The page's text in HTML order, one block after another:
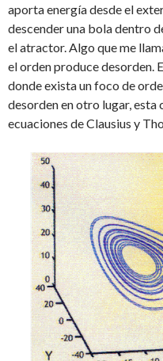
aporta energía desde el
descender una bola dentro
el atractor. Algo que me
el orden produce desorden.
donde exista un foco de
desorden en otro lugar, esta
ecuaciones de Clausius y